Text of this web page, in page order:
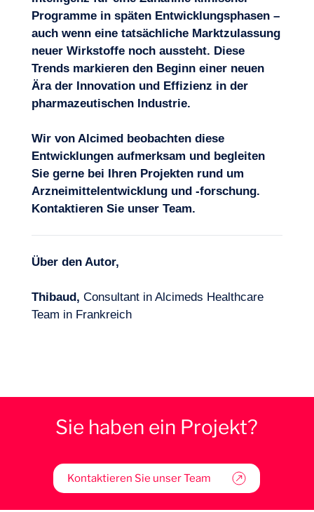
Programme in späten Entwicklungsphasen –
auch wenn eine tatsächliche Marktzulassung
neuer Wirkstoffe noch aussteht. Diese
Trends markieren den Beginn einer neuen
Ära der Innovation und Effizienz in der
pharmazeutischen Industrie.
Wir von Alcimed beobachten diese
Entwicklungen aufmerksam und begleiten
Sie gerne bei Ihren Projekten rund um
Arzneimittelentwicklung und -forschung.
Kontaktieren Sie unser Team.
Über den Autor,
Thibaud, Consultant in Alcimeds Healthcare
Team in Frankreich
Sie haben ein Projekt?
Kontaktieren Sie unser Team